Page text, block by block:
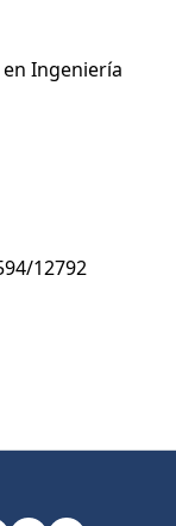
Ingeniería
12792